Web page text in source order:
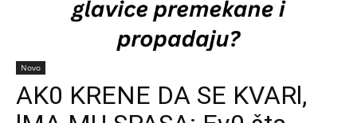
Novo
AK0 KRENE DA SE KVARl,